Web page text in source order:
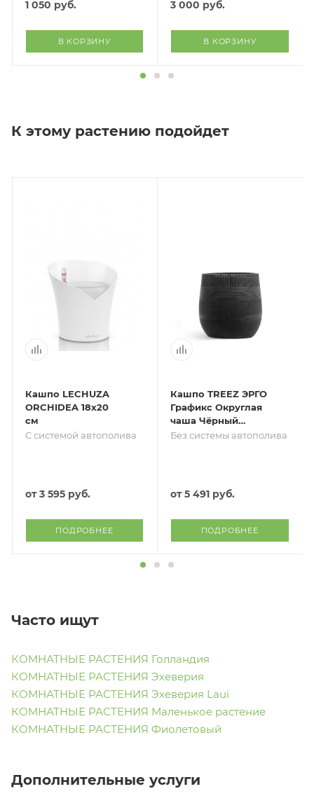
1 050 руб.
В КОРЗИНУ
3 000 руб.
В КОРЗИНУ
К этому растению подойдет
Кашпо LECHUZA
ORCHIDEA 18х20
см
С системой автополива
от3 595 руб.
ПОДРОБНЕЕ
Кашпо TREEZ ЭРГО
Графикс Округлая
чаша Чёрный
графит
Без системы автополива
от5 491 руб.
ПОДРОБНЕЕ
Часто ищут
КОМНАТНЫЕ РАСТЕНИЯ Голландия
КОМНАТНЫЕ РАСТЕНИЯ Эхеверия
КОМНАТНЫЕ РАСТЕНИЯ Эхеверия Laui
КОМНАТНЫЕ РАСТЕНИЯ Маленькое растение
КОМНАТНЫЕ РАСТЕНИЯ Фиолетовый
Дополнительные услуги